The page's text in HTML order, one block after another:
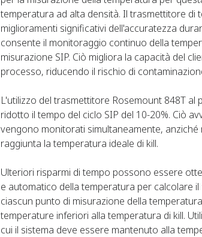
temperatura ad alta densità. Il trasmettitore di
miglioramenti significativi dell'accuratezza
consente il monitoraggio continuo della
misurazione SIP. Ciò migliora la capacità del
processo, riducendo il rischio di
L'utilizzo del trasmettitore Rosemount 848T
ridotto il tempo del ciclo SIP del 10-20%. Ciò
vengono monitorati simultaneamente,
raggiunta la temperatura ideale di kill.
Ulteriori risparmi di tempo possono essere
e automatico della temperatura per calcolare
ciascun punto di misurazione della
temperature inferiori alla temperatura di kill.
cui il sistema deve essere mantenuto alla